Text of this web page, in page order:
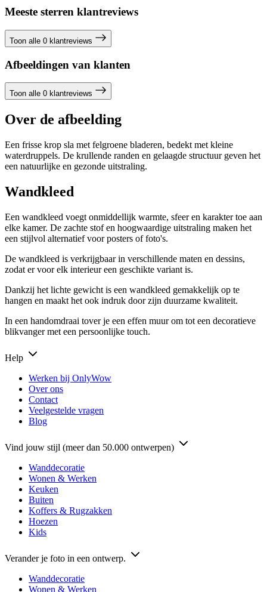
Meeste sterren klantreviews
Toon alle 0 klantreviews
Afbeeldingen van klanten
Toon alle 0 klantreviews
Over de afbeelding
Een frisse krop sla met felgroene bladeren, bedekt met kleine
waterdruppels. De krullende randen en gelaagde structuur geven het
een natuurlijke en gezonde uitstraling.
Wandkleed
Een wandkleed voegt onmiddellijk warmte, sfeer en karakter toe aan
elke kamer. De zachte stof en hoogwaardige uitstraling maken het
een stijlvol alternatief voor posters of foto's.
De wandkleed is verkrijgbaar in verschillende maten en dessins,
zodat er voor elk interieur een geschikte variant is.
Dankzij het lichte gewicht is een wandkleed gemakkelijk op te
hangen en maakt het ook indruk door zijn duurzame kwaliteit.
In een handomdraai tover je een effen muur om tot een decoratieve
blikvanger met een persoonlijke touch.
Help
Werken bij OnlyWow
Over ons
Contact
Veelgestelde vragen
Blog
Vind jouw stijl (meer dan 50.000 ontwerpen)
Wanddecoratie
Wonen & Werken
Keuken
Buiten
Koffers & Rugzakken
Hoezen
Kids
Verander je foto in een ontwerp.
Wanddecoratie
Wonen & Werken